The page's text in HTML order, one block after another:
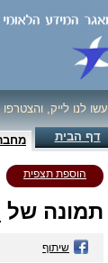
עשו לנו לייק,
דף הבית
הוספת תצפית
תמונה של
שיתוף